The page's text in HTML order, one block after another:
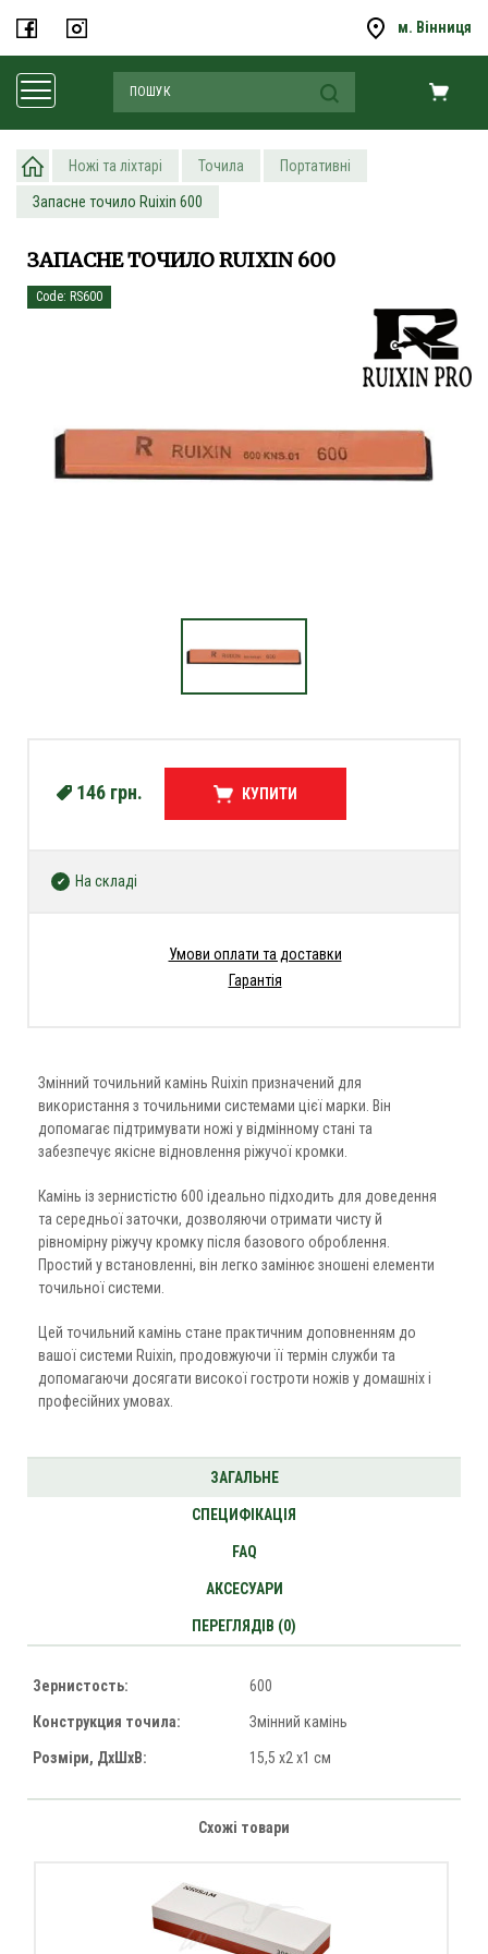
м. Вінниця
Ножі та ліхтарі Точила Портативні
Запасне точило Ruixin 600
ЗАПАСНЕ ТОЧИЛО RUIXIN 600
Code: RS600
Змінний точильний камінь Ruixin призначений для
використання з точильними системами цієї марки. Він
допомагає підтримувати ножі у відмінному стані та
забезпечує якісне відновлення ріжучої кромки.
Камінь із зернистістю 600 ідеально підходить для доведення
та середньої заточки, дозволяючи отримати чисту й
рівномірну ріжучу кромку після базового оброблення.
Простий у встановленні, він легко замінює зношені елементи
точильної системи.
Цей точильний камінь стане практичним доповненням до
вашої системи Ruixin, продовжуючи її термін служби та
допомагаючи досягати високої гостроти ножів у домашніх і
професійних умовах.
146 грн. КУПИТИ
На складі
Умови оплати та доставки
Гарантія
ЗАГАЛЬНЕ
СПЕЦИФІКАЦІЯ
FAQ
АКСЕСУАРИ
ПЕРЕГЛЯДІВ (0)
Зернистость: 600
Конструкция точила: Змінний камінь
Розміри, ДхШхВ: 15,5 x2 x1 см
Схожі товари